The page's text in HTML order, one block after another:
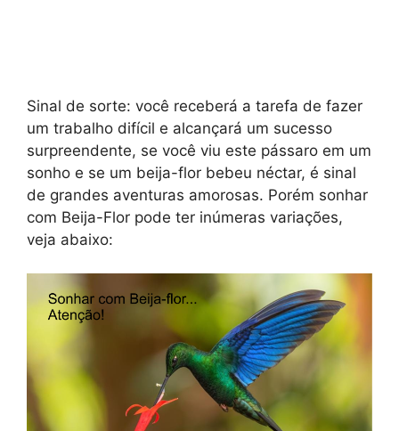
Sinal de sorte: você receberá a tarefa de fazer
um trabalho difícil e alcançará um sucesso
surpreendente, se você viu este pássaro em um
sonho e se um beija-flor bebeu néctar, é sinal
de grandes aventuras amorosas. Porém sonhar
com Beija-Flor pode ter inúmeras variações,
veja abaixo: